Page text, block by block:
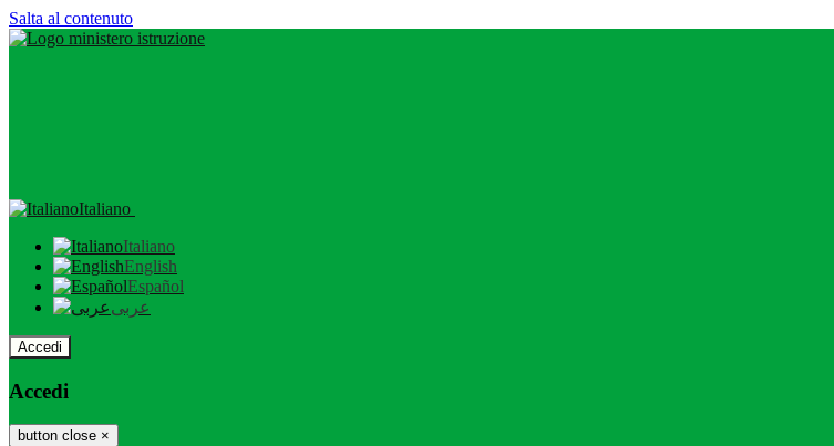
Salta al contenuto
Italiano
Italiano
English
Español
عربى
Accedi
Accedi
button close ×